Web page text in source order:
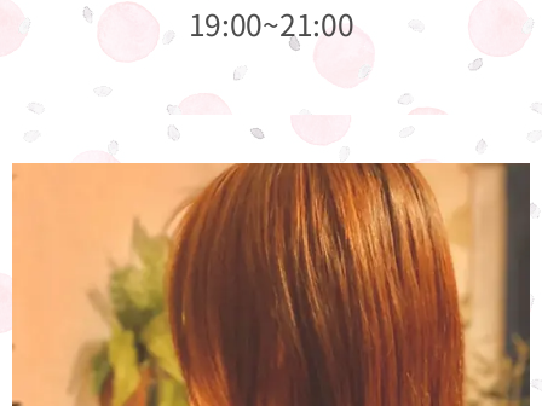
19:00~21:00